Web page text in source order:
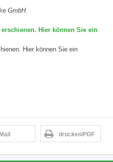
GmbH.
Hier können Sie ein
Hier können Sie ein
drucken/PDF